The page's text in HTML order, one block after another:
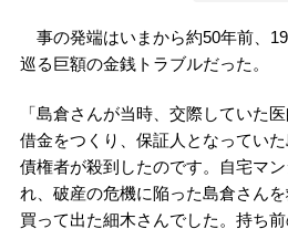
事の発端はいまから約50年前、
巡る巨額の金銭トラブルだった。
「島倉さんが当時、交際していた
借金をつくり、保証人となってい
債権者が殺到したのです。自宅マ
れ、破産の危機に陥った島倉さん
買って出た細木さんでした。持ち